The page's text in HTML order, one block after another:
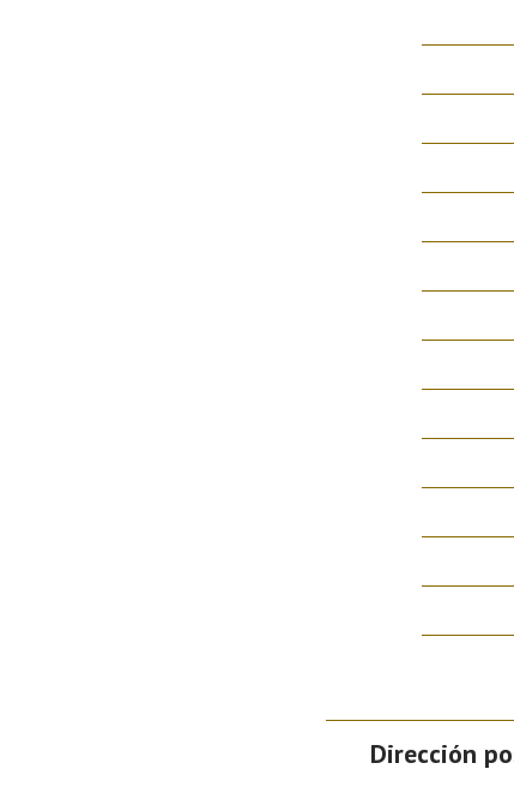
Dirección